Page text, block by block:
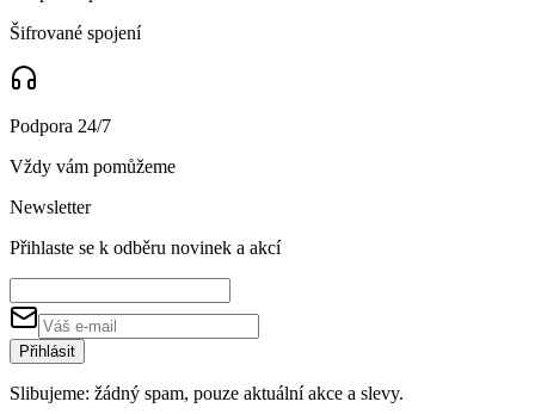
Šifrované spojení
Podpora 24/7
Vždy vám pomůžeme
Newsletter
Přihlaste se k odběru novinek a akcí
Přihlásit
Slibujeme: žádný spam, pouze aktuální akce a slevy.